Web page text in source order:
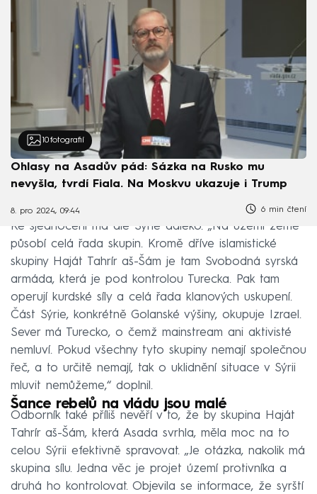
10 fotografií
Ohlasy na Asadův pád: Sázka na Rusko mu
nevyšla, tvrdí Fiala. Na Moskvu ukazuje i Trump
8. pro 2024, 09:44 6 min čtení
Ke sjednocení má ale Sýrie daleko. „Na území země
působí celá řada skupin. Kromě dříve islamistické
skupiny Haját Tahrír aš-Šám je tam Svobodná syrská
armáda, která je pod kontrolou Turecka. Pak tam
operují kurdské síly a celá řada klanových uskupení.
Část Sýrie, konkrétně Golanské výšiny, okupuje Izrael.
Sever má Turecko, o čemž mainstream ani aktivisté
nemluví. Pokud všechny tyto skupiny nemají společnou
řeč, a to určitě nemají, tak o uklidnění situace v Sýrii
mluvit nemůžeme,“ doplnil.
Šance rebelů na vládu jsou malé
Odborník také příliš nevěří v to, že by skupina Haját
Tahrír aš-Šám, která Asada svrhla, měla moc na to
celou Sýrii efektivně spravovat. „Je otázka, nakolik má
skupina sílu. Jedna věc je projet území protivníka a
druhá ho kontrolovat. Objevila se informace, že syrští